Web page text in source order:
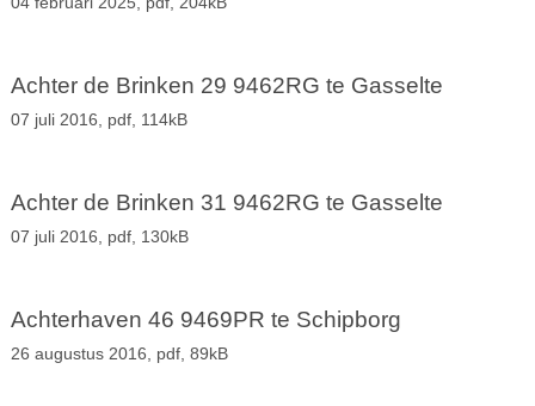
Achter de Brinken 29 9462RG te Gasselte
07 juli 2016, pdf, 114kB
Achter de Brinken 31 9462RG te Gasselte
07 juli 2016, pdf, 130kB
Achterhaven 46 9469PR te Schipborg
26 augustus 2016, pdf, 89kB